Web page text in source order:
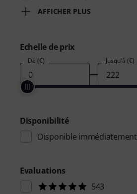
AFFICHER PLUS
Echelle de prix
De (€) Jusqu'à (€)
Disponibilité
Disponible immédiatement
Evaluations
543